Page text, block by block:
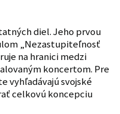
diel. Jeho prvou
„Nezastupiteľnosť
na hranici medzi
koncertom. Pre
vyhľadávajú svojské
celkovú koncepciu